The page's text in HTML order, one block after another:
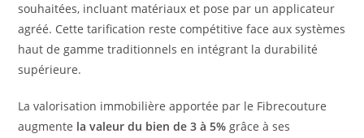
souhaitées, incluant matériaux et pose par un applicateur
agréé. Cette tarification reste compétitive face aux systèmes
haut de gamme traditionnels en intégrant la durabilité
supérieure.
La valorisation immobilière apportée par le Fibrecouture
augmente la valeur du bien de 3 à 5% grâce à ses